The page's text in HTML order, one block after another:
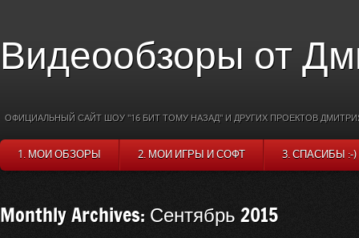
Видеообзоры от
ОФИЦИАЛЬНЫЙ САЙТ ШОУ "16 БИТ ТОМУ НАЗАД" И ДРУГИХ ПРОЕКТОВ
1. МОИ ОБЗОРЫ 2. МОИ ИГРЫ И СОФТ 3. СПАСИБЫ :-)
Monthly Archives: Сентябрь 2015